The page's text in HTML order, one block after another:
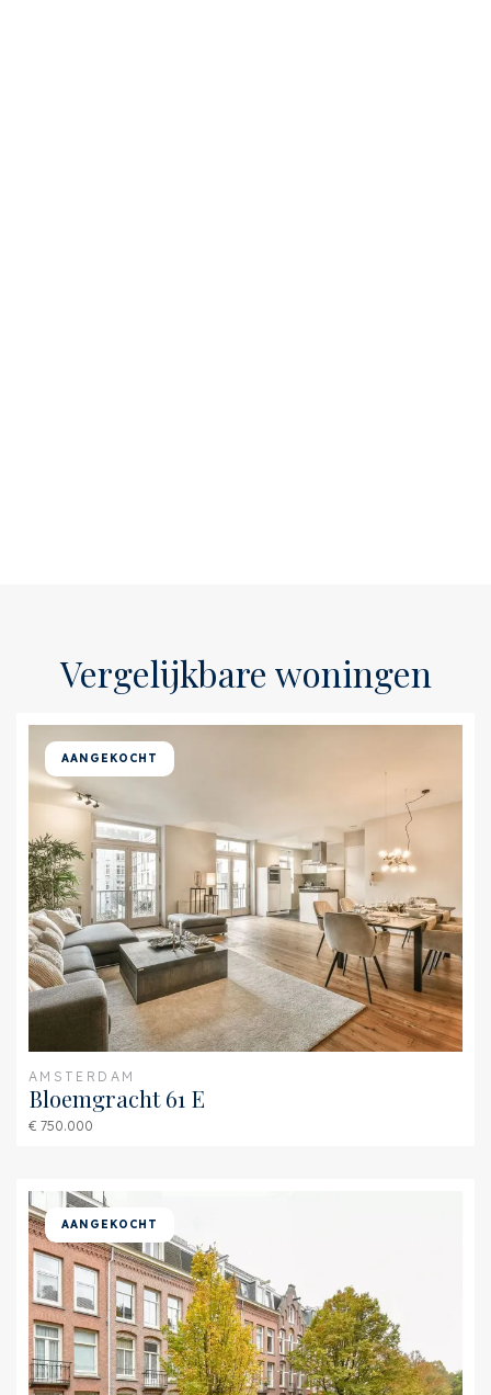
Vergelijkbare woningen
AANGEKOCHT
AMSTERDAM
Bloemgracht 61 E
€ 750.000
AANGEKOCHT